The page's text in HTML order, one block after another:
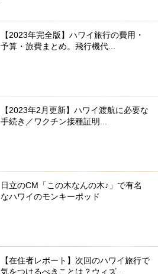
【2023年完全版】ハワイ旅行の費用・
予算・旅費まとめ。飛行機代...
【2023年2月更新】ハワイ渡航に必要な
手続き／ワクチン接種証明...
日立のCM「この木なんの木♪」で有名
なハワイのモンキーポッド
【在住者レポート】次回のハワイ旅行で
気をつけるべきことは？ウィズ...